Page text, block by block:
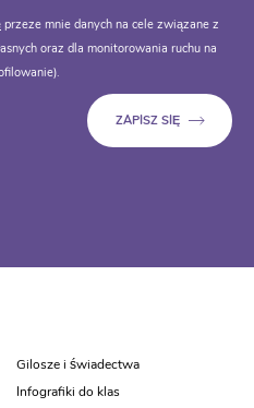
przeze mnie danych na cele związane z
oraz dla monitorowania ruchu na
Gilosze i świadectwa
Infografiki do klas